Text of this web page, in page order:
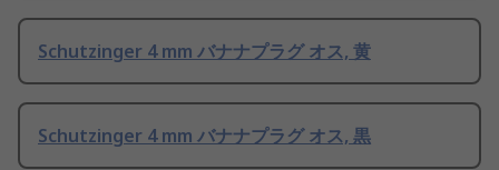
Schutzinger 4 mm バナナプラグ オス, 黄
Schutzinger 4 mm バナナプラグ オス, 黒